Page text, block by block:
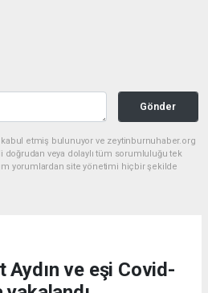
Gönder
kabul etmiş bulunuyor ve zeytinburnuhaber.org
doğrudan veya dolaylı tüm sorumluluğu tek
yorumlardan site yönetimi hiçbir şekilde
Aydın ve eşi Covid-